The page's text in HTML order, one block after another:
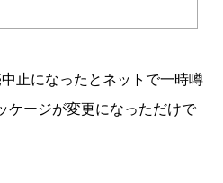
止になったとネットで一時噂
ケージが変更になっただけで